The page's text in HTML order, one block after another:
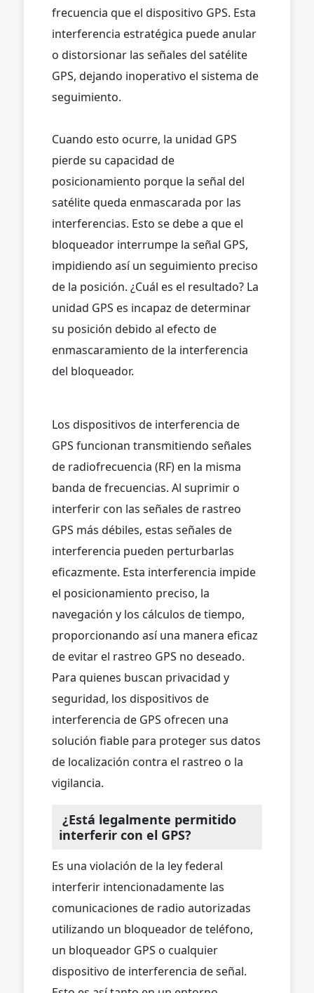
frecuencia que el dispositivo GPS. Esta
interferencia estratégica puede anular
o distorsionar las señales del satélite
GPS, dejando inoperativo el sistema de
seguimiento.
Cuando esto ocurre, la unidad GPS
pierde su capacidad de
posicionamiento porque la señal del
satélite queda enmascarada por las
interferencias. Esto se debe a que el
bloqueador interrumpe la señal GPS,
impidiendo así un seguimiento preciso
de la posición. ¿Cuál es el resultado? La
unidad GPS es incapaz de determinar
su posición debido al efecto de
enmascaramiento de la interferencia
del bloqueador.
Los dispositivos de interferencia de
GPS funcionan transmitiendo señales
de radiofrecuencia (RF) en la misma
banda de frecuencias. Al suprimir o
interferir con las señales de rastreo
GPS más débiles, estas señales de
interferencia pueden perturbarlas
eficazmente. Esta interferencia impide
el posicionamiento preciso, la
navegación y los cálculos de tiempo,
proporcionando así una manera eficaz
de evitar el rastreo GPS no deseado.
Para quienes buscan privacidad y
seguridad, los dispositivos de
interferencia de GPS ofrecen una
solución fiable para proteger sus datos
de localización contra el rastreo o la
vigilancia.
¿Está legalmente permitido
interferir con el GPS?
Es una violación de la ley federal
interferir intencionadamente las
comunicaciones de radio autorizadas
utilizando un bloqueador de teléfono,
un bloqueador GPS o cualquier
dispositivo de interferencia de señal.